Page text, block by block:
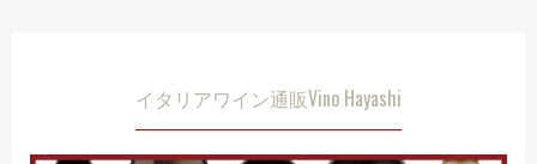
イタリアワイン通販Vino Hayashi